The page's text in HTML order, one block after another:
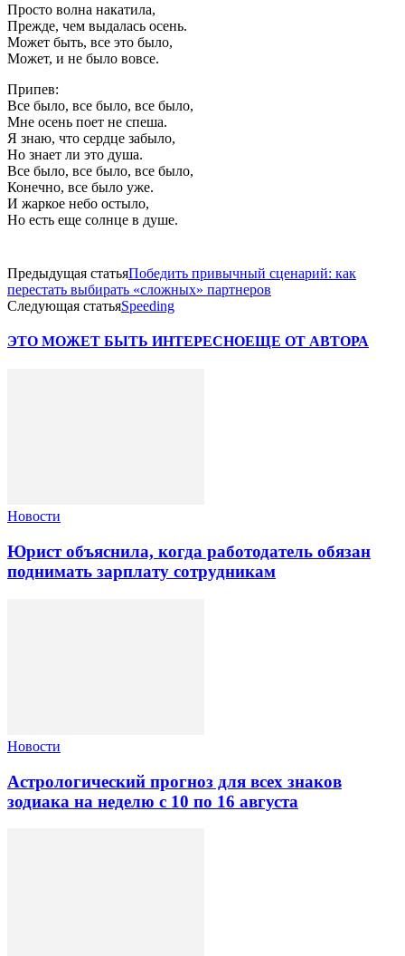
Просто волна накатила,
Прежде, чем выдалась осень.
Может быть, все это было,
Может, и не было вовсе.
Припев:
Все было, все было, все было,
Мне осень поет не спеша.
Я знаю, что сердце забыло,
Но знает ли это душа.
Все было, все было, все было,
Конечно, все было уже.
И жаркое небо остыло,
Но есть еще солнце в душе.
Предыдущая статьяПобедить привычный сценарий: как
перестать выбирать «сложных» партнеров
Следующая статьяSpeeding
ЭТО МОЖЕТ БЫТЬ ИНТЕРЕСНОЕЩЕ ОТ АВТОРА
Новости
Юрист объяснила, когда работодатель обязан
поднимать зарплату сотрудникам
Новости
Астрологический прогноз для всех знаков
зодиака на неделю с 10 по 16 августа